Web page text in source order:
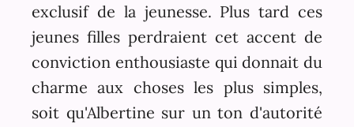
exclusif de la jeunesse. Plus tard ces
jeunes filles perdraient cet accent de
conviction enthousiaste qui donnait du
charme aux choses les plus simples,
soit qu'Albertine sur un ton d'autorité